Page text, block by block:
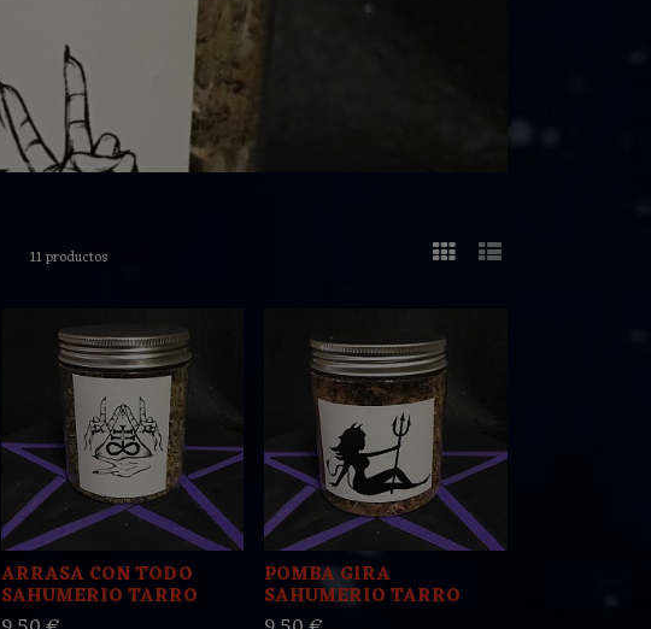
11 productos
ARRASA CON TODO
SAHUMERIO TARRO
POMBA GIRA
SAHUMERIO TARRO